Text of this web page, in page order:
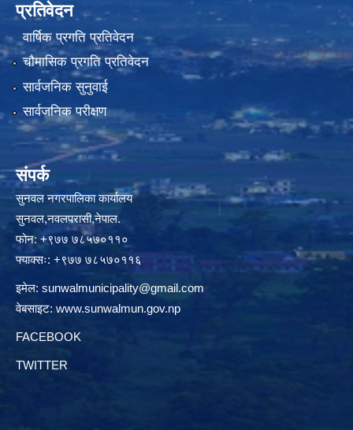
प्रतिवेदन
वार्षिक प्रगति प्रतिवेदन
चौमासिक प्रगति प्रतिवेदन
सार्वजनिक सुनुवाई
सार्वजनिक परीक्षण
संपर्क
सुनवल नगरपालिका कार्यालय
सुनवल,नवलपरासी,नेपाल.
फोन: +९७७ ७८५७०११०
फ्याक्सः: +९७७ ७८५७०११६
इमेल: sunwalmunicipality@gmail.com
वेबसाइट: www.sunwalmun.gov.np
FACEBOOK
TWITTER